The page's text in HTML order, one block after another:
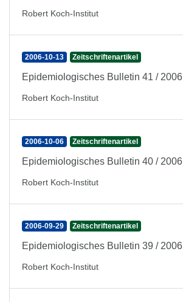
Robert Koch-Institut
2006-10-13 Zeitschriftenartikel
Epidemiologisches Bulletin 41 / 2006
Robert Koch-Institut
2006-10-06 Zeitschriftenartikel
Epidemiologisches Bulletin 40 / 2006
Robert Koch-Institut
2006-09-29 Zeitschriftenartikel
Epidemiologisches Bulletin 39 / 2006
Robert Koch-Institut